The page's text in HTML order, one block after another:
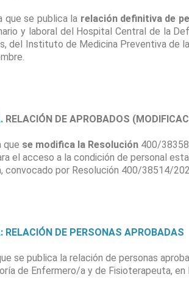
que se publica la relación definitiva de
y laboral del Hospital Central de la
del Instituto de Medicina Preventiva
RELACIÓN DE APROBADOS
que se modifica la Resolución 400/
el acceso a la condición de personal
convocado por Resolución 400/38514/
DE PERSONAS APROBADAS
se publica la relación de personas
de Enfermero/a y de Fisioterapeuta, en